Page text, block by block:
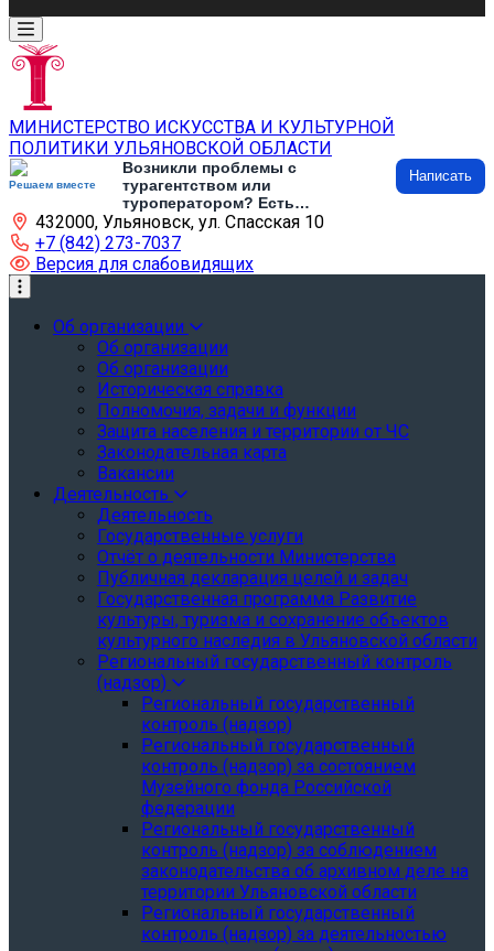
МИНИСТЕРСТВО ИСКУССТВА И КУЛЬТУРНОЙ
ПОЛИТИКИ УЛЬЯНОВСКОЙ ОБЛАСТИ
Решаем вместе
Возникли проблемы с
турагентством или
туроператором? Есть
предложения по развитию
туризма и туристической
инфраструктуры? Напишите об
этом
Написать
432000, Ульяновск, ул. Спасская 10
+7 (842) 273-7037
Версия для слабовидящих
Об организации
Об организации
Об организации
Историческая справка
Полномочия, задачи и функции
Защита населения и территории от ЧС
Законодательная карта
Вакансии
Деятельность
Деятельность
Государственные услуги
Отчёт о деятельности Министерства
Публичная декларация целей и задач
Государственная программа Развитие
культуры, туризма и сохранение объектов
культурного наследия в Ульяновской области
Региональный государственный контроль
(надзор)
Региональный государственный
контроль (надзор)
Региональный государственный
контроль (надзор) за состоянием
Музейного фонда Российской
федерации
Региональный государственный
контроль (надзор) за соблюдением
законодательства об архивном деле на
территории Ульяновской области
Региональный государственный
контроль (надзор) за деятельностью